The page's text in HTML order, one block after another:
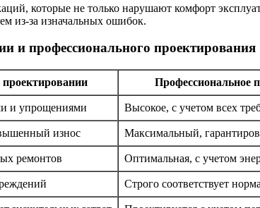
которые не только нарушают комфорт
из-за изначальных ошибок.
и профессионального проектирования
Профессиональное
и упрощениями Высокое, с учетом всех
износ Максимальный,
ремонтов Оптимальная, с учетом
Строго соответствует